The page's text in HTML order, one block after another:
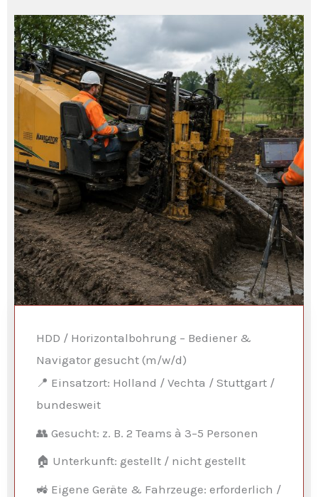
HDD / Horizontalbohrung – Bediener &
Navigator gesucht (m/w/d)
📍 Einsatzort: Holland / Vechta / Stuttgart /
bundesweit
👥 Gesucht: z. B. 2 Teams à 3–5 Personen
🏠 Unterkunft: gestellt / nicht gestellt
🚜 Eigene Geräte & Fahrzeuge: erforderlich /